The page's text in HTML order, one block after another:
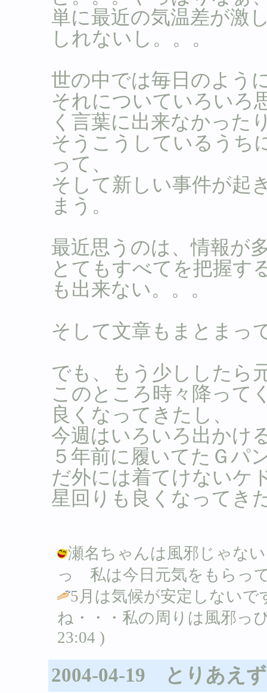
単に最近の気温差が激
しれないし。。。
世の中では毎日のよう
それについていろいろ
く言葉に出来なかった
そうこうしているうち
って、
そして新しい事件が起
まう。
最近思うのは、情報が
とてもすべてを把握す
も出来ない。。。
そして文章もまとまっ
でも、もう少ししたら
このところ時々降って
良くなってきたし、
今週はいろいろ出かけ
５年前に履いてたＧパ
だ外には着てけないケ
星回りも良くなってき
瀬名ちゃんは風邪じゃな
っ 私は今日元気をもらっ
5月は気候が安定しない
ね・・・私の周りは風邪っ
23:04 )
2004-04-19 とりあえ